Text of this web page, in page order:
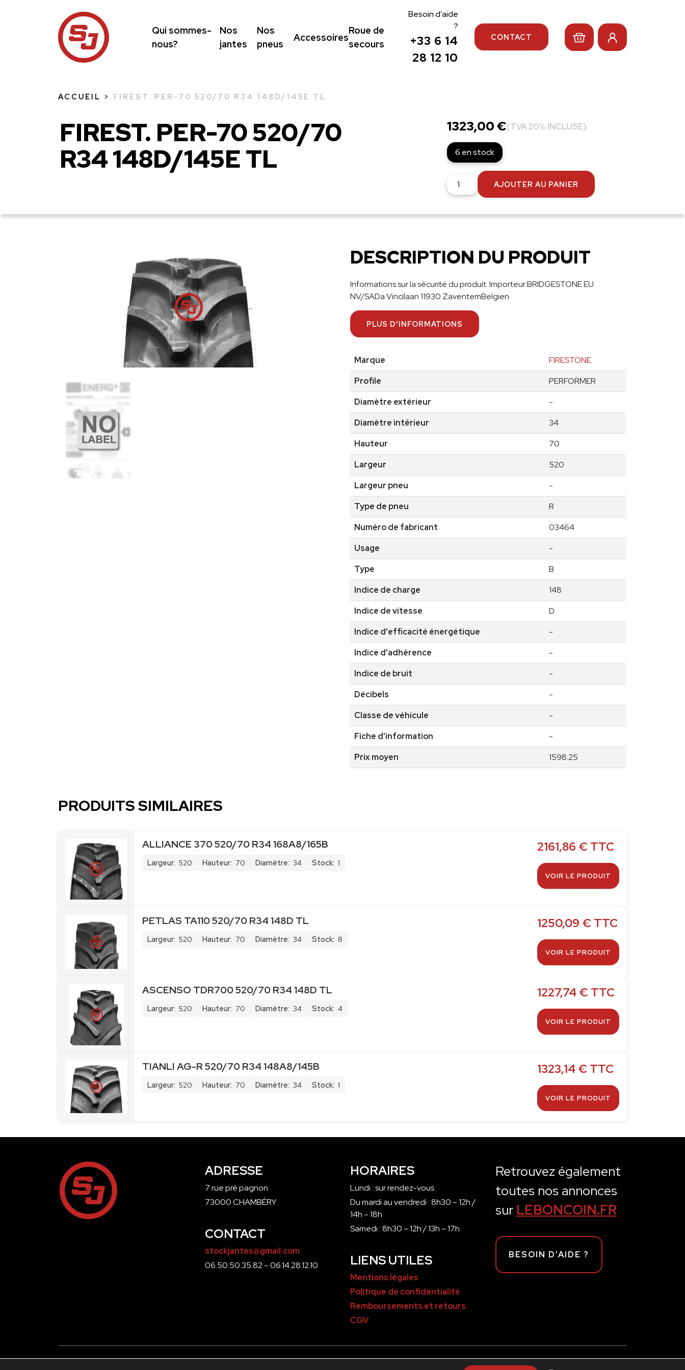
Qui sommes-
nous?
Nos
jantes
Nos
pneus
Accessoires
Roue de
secours
Besoin d’aide
?
+33 6 14
28 12 10
CONTACT
ACCUEIL > FIREST. PER-70 520/70 R34 148D/145E TL
FIREST. PER-70 520/70
R34 148D/145E TL
1323,00€(TVA 20% INCLUSE)
6 en stock
quantité
de
PER-
R34
148D/145E
AJOUTER AU PANIER
DESCRIPTION DU PRODUIT
Informations sur la sécurité du produit: Importeur:BRIDGESTONE EU
NV/SADa Vincilaan 11930 ZaventemBelgien
PLUS D'INFORMATIONS
Marque
FIRESTONE
Profile
PERFORMER
Diamètre extérieur
-
Diamètre intérieur
34
Hauteur
70
Largeur
520
Largeur pneu
-
Type de pneu
R
Numéro de fabricant
03464
Usage
-
Type
B
Indice de charge
148
Indice de vitesse
D
Indice d'efficacité énergétique
-
Indice d'adhérence
-
Indice de bruit
-
Décibels
-
Classe de véhicule
-
Fiche d'information
-
Prix moyen
1598.25
PRODUITS SIMILAIRES
ALLIANCE 370 520/70 R34 168A8/165B
Largeur: 520 Hauteur: 70 Diamètre: 34 Stock: 1
2161,86 € TTC
VOIR LE PRODUIT
PETLAS TA110 520/70 R34 148D TL
Largeur: 520 Hauteur: 70 Diamètre: 34 Stock: 8
1250,09 € TTC
VOIR LE PRODUIT
ASCENSO TDR700 520/70 R34 148D TL
Largeur: 520 Hauteur: 70 Diamètre: 34 Stock: 4
1227,74 € TTC
VOIR LE PRODUIT
TIANLI AG-R 520/70 R34 148A8/145B
Largeur: 520 Hauteur: 70 Diamètre: 34 Stock: 1
1323,14 € TTC
VOIR LE PRODUIT
ADRESSE
7 rue pré pagnon
73000 CHAMBÉRY
CONTACT
stockjantes@gmail.com
06.50.50.35.82 – 06.14.28.12.10
HORAIRES
Lundi : sur rendez-vous
Du mardi au vendredi : 8h30 – 12h /
14h – 18h
Samedi : 8h30 – 12h / 13h – 17h
LIENS UTILES
Mentions légales
Politique de confidentialité
Remboursements et retours
CGV
Retrouvez également
toutes nos annonces
sur LEBONCOIN.FR
BESOIN D’AIDE ?